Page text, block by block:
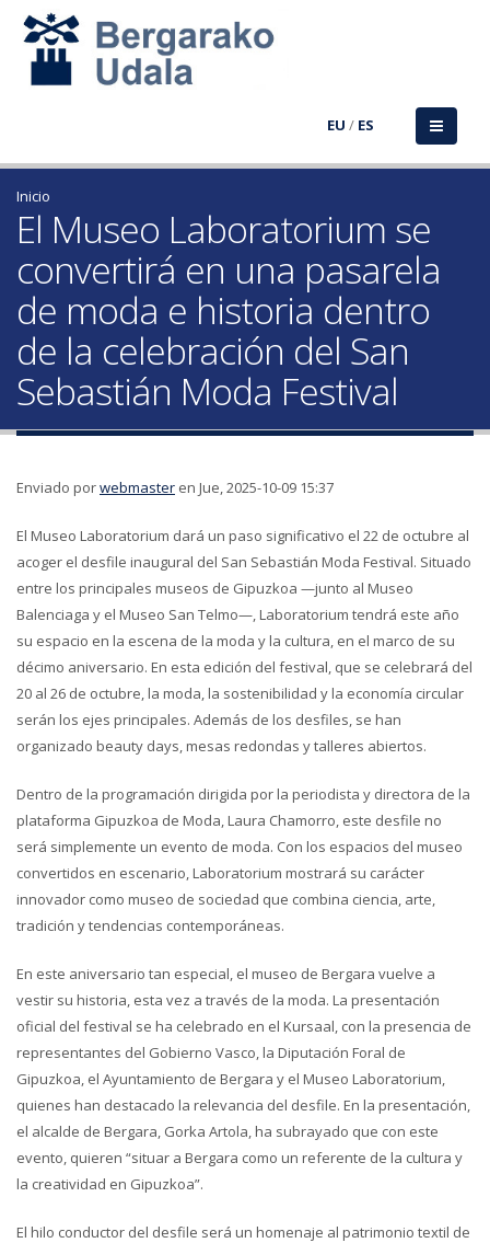
EU / ES
Inicio
El Museo Laboratorium se
convertirá en una pasarela
de moda e historia dentro
de la celebración del San
Sebastián Moda Festival
Enviado porwebmaster en Jue, 2025-10-09 15:37
El Museo Laboratorium dará un paso significativo el 22 de octubre al
acoger el desfile inaugural del San Sebastián Moda Festival. Situado
entre los principales museos de Gipuzkoa —junto al Museo
Balenciaga y el Museo San Telmo—, Laboratorium tendrá este año
su espacio en la escena de la moda y la cultura, en el marco de su
décimo aniversario. En esta edición del festival, que se celebrará del
20 al 26 de octubre, la moda, la sostenibilidad y la economía circular
serán los ejes principales. Además de los desfiles, se han
organizado beauty days, mesas redondas y talleres abiertos.
Dentro de la programación dirigida por la periodista y directora de la
plataforma Gipuzkoa de Moda, Laura Chamorro, este desfile no
será simplemente un evento de moda. Con los espacios del museo
convertidos en escenario, Laboratorium mostrará su carácter
innovador como museo de sociedad que combina ciencia, arte,
tradición y tendencias contemporáneas.
En este aniversario tan especial, el museo de Bergara vuelve a
vestir su historia, esta vez a través de la moda. La presentación
oficial del festival se ha celebrado en el Kursaal, con la presencia de
representantes del Gobierno Vasco, la Diputación Foral de
Gipuzkoa, el Ayuntamiento de Bergara y el Museo Laboratorium,
quienes han destacado la relevancia del desfile. En la presentación,
el alcalde de Bergara, Gorka Artola, ha subrayado que con este
evento, quieren “situar a Bergara como un referente de la cultura y
la creatividad en Gipuzkoa”.
El hilo conductor del desfile será un homenaje al patrimonio textil de